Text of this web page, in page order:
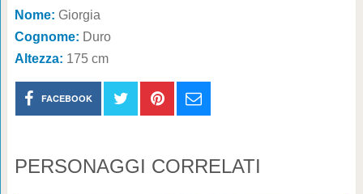
Nome: Giorgia
Cognome: Duro
Altezza: 175 cm
FACEBOOK
PERSONAGGI CORRELATI